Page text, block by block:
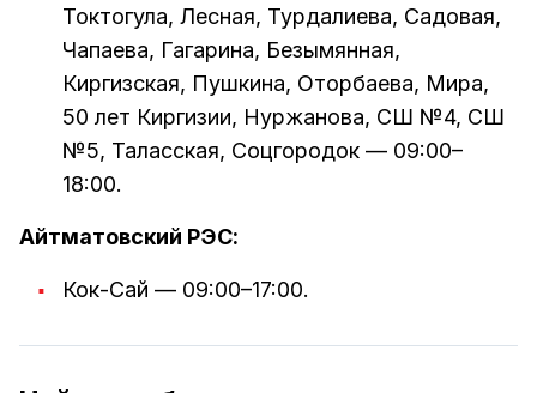
Токтогула, Лесная, Турдалиева, Садовая,
Чапаева, Гагарина, Безымянная,
Киргизская, Пушкина, Оторбаева, Мира,
50 лет Киргизии, Нуржанова, СШ №4, СШ
№5, Таласская, Соцгородок — 09:00–
18:00.
Айтматовский РЭС:
Кок-Сай — 09:00–17:00.